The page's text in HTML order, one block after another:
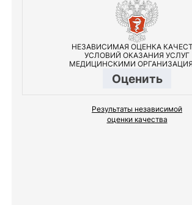
НЕЗАВИСИМАЯ ОЦЕНКА
УСЛОВИЙ ОКАЗАНИЯ УСЛУГ
МЕДИЦИНСКИМИ
Оценить
Результаты независимой
оценки качества